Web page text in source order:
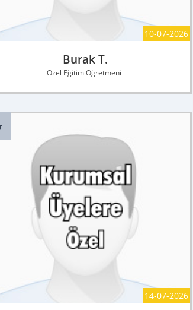
10-07-2026
Burak T.
Özel Eğitim Öğretmeni
14-07-2026